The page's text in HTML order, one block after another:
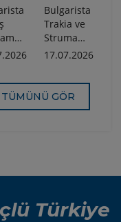
Bulgaristan:
Trakia ve
Struma
Otoyollarında
Sürüş
Kısıtlamaları
17.07.2026
TÜMÜNÜ GÖR
Türkiye